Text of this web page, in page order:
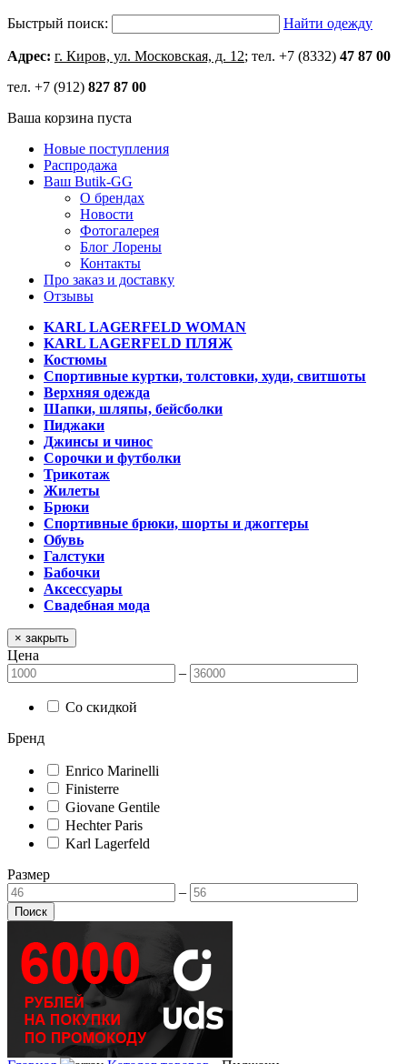
Быстрый поиск: Найти одежду
Адрес: г. Киров, ул. Московская, д. 12; тел. +7 (8332) 47 87 00
тел. +7 (912) 827 87 00
Ваша корзина пуста
Новые поступления
Распродажа
Ваш Butik-GG
О брендах
Новости
Фотогалерея
Блог Лорены
Контакты
Про заказ и доставку
Отзывы
KARL LAGERFELD WOMAN
KARL LAGERFELD ПЛЯЖ
Костюмы
Спортивные куртки, толстовки, худи, свитшоты
Верхняя одежда
Шапки, шляпы, бейсболки
Пиджаки
Джинсы и чинос
Сорочки и футболки
Трикотаж
Жилеты
Брюки
Спортивные брюки, шорты и джоггеры
Обувь
Галстуки
Бабочки
Аксессуары
Свадебная мода
× закрыть
Цена
–
Со скидкой
Бренд
Enrico Marinelli
Finisterre
Giovane Gentile
Hechter Paris
Karl Lagerfeld
Размер
–
Поиск